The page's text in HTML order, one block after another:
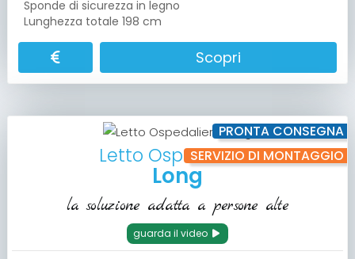
Sponde di sicurezza in legno
Lunghezza totale 198 cm
Scopri
PRONTA CONSEGNA
SERVIZIO DI MONTAGGIO
Letto Ospedaliero
Long
la soluzione adatta a persone alte
guarda il video